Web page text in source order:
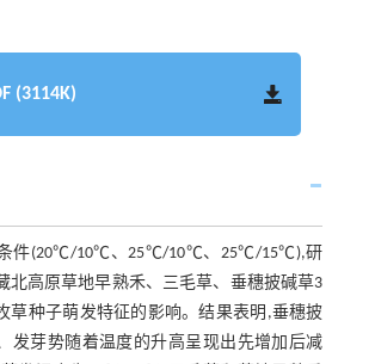
(3114K)
条件(20℃/10℃、25℃/10℃、25℃/15℃),研
北高原草地早熟禾、三毛草、垂穗披碱草3
草种子萌发特征的影响。结果表明,垂穗披
发芽势随着温度的升高呈现出先增加后减